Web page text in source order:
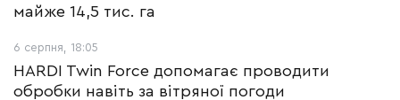
майже 14,5 тис. га
6 серпня, 18:05
HARDI Twin Force допомагає проводити
обробки навіть за вітряної погоди